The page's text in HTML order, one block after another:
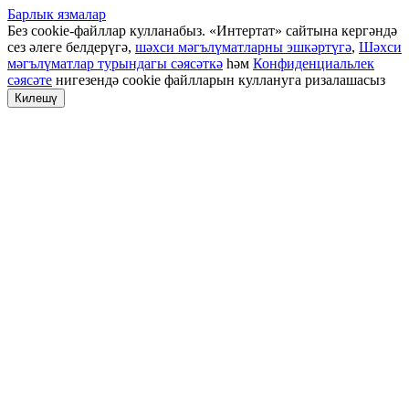
Барлык язмалар
Без cookie-файллар кулланабыз. «Интертат» сайтына кергәндә
сез әлеге белдерүгә, шәхси мәгълүматларны эшкәртүгә, Шәхси
мәгълүматлар турындагы сәясәткә һәм Конфиденциальлек
сәясәте нигезендә cookie файлларын куллануга ризалашасыз
Килешү